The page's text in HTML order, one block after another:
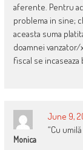
aferente. Pentru
problema in sine;
aceasta suma
doamnei
fiscal se incaseaza
Monica
June 9,
“Cu